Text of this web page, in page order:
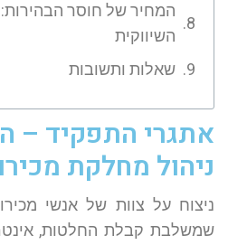
המחיר של חוסר הבהירות:
השיווקית
שאלות ותשובות
אתגרי התפקיד –
ניהול מחלקת
ניצוח על צוות של אנשי
שמשלבת קבלת החלטות,